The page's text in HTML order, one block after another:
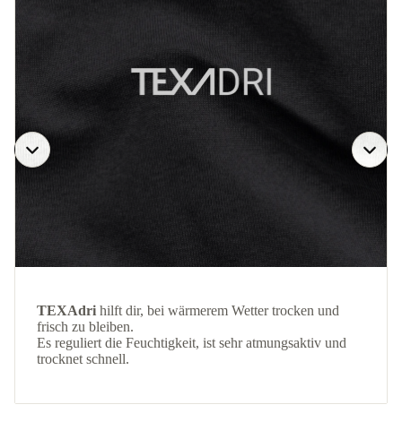
TEXAdri hilft dir, bei wärmerem Wetter trocken und
frisch zu bleiben.
Es reguliert die Feuchtigkeit, ist sehr atmungsaktiv und
trocknet schnell.